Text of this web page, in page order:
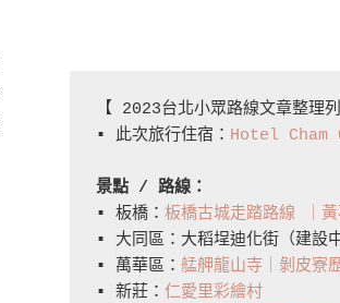
景
點
【 2023台北小眾路線文章整理
▪️ 此次旅行住宿： Hotel Cham
景點 / 路線：
▪️ 板橋： 板橋古城走踏路線 ｜
▪️ 大同區：大稻埕迪化街（建設中
▪️ 萬華區： 艋舺龍山寺｜剝皮寮
▪️ 新莊： 仁愛里彩繪村